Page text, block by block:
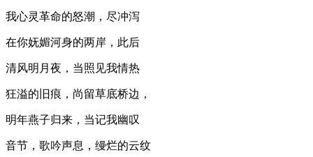
我心灵革命的怒潮，尽冲泻
在你妩媚河身的两岸，此后
清风明月夜，当照见我情热
狂溢的旧痕，尚留草底桥边，
明年燕子归来，当记我幽叹
音节，歌吟声息，缦烂的云纹